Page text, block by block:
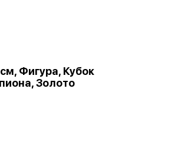
Фигура, Кубок
Золото